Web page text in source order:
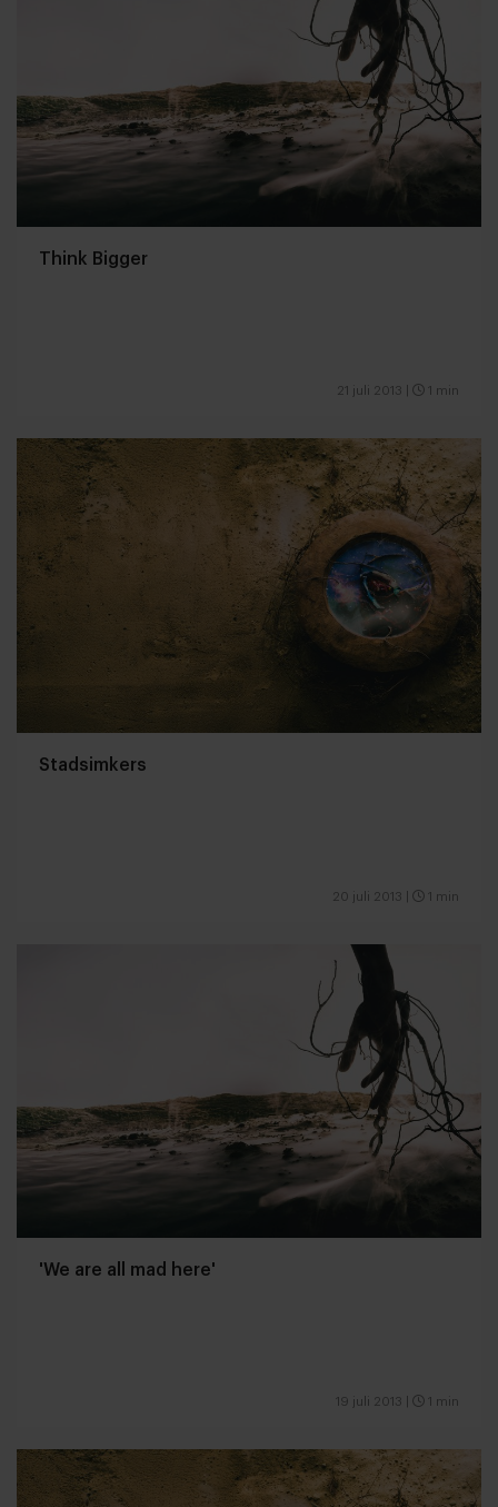
Think Bigger
21 juli 2013 1 min
Stadsimkers
20 juli 2013 1 min
'We are all mad here'
19 juli 2013 1 min